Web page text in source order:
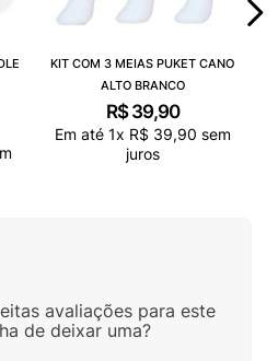
KIT COM 3 MEIAS PUKET CANO
ALTO BRANCO
R$ 39,90
Em até 1x R$ 39,90 sem
juros
avaliações para este
de deixar uma?